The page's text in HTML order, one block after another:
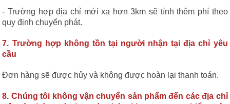
- Trường hợp địa chỉ mới xa hơn 3km sẽ tính thêm phí theo
quy định chuyển phát.
7. Trường hợp không tồn tại người nhận tại địa chỉ yêu
cầu
Đơn hàng sẽ được hủy và không được hoàn lại thanh toán.
8. Chúng tôi không vận chuyển sản phẩm đến các địa chỉ